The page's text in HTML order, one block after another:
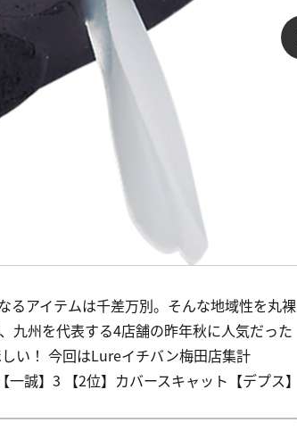
るアイテムは千差万別。そんな地域性を丸裸
九州を代表する4店舗の昨年秋に人気だった
い！ 今回はLureイチバン梅田店集計
誠】3 【2位】カバースキャット【デプス】